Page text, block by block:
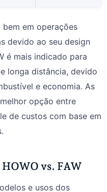
bem em operações
devido ao seu design
é mais indicado para
longa distância, devido
e economia. As
opção entre
de custos com base em
vs. FAW
e usos dos